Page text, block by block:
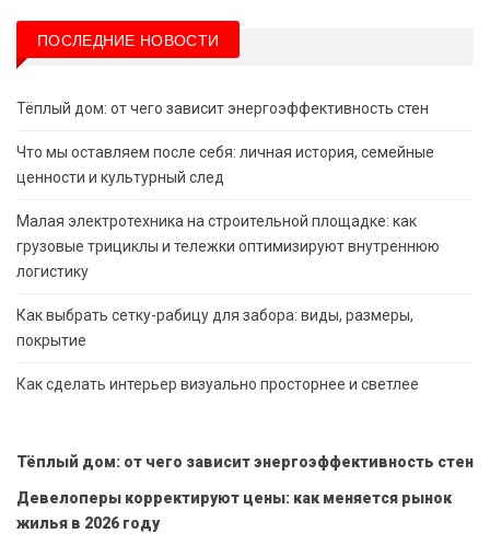
ПОСЛЕДНИЕ НОВОСТИ
Тёплый дом: от чего зависит энергоэффективность стен
Что мы оставляем после себя: личная история, семейные
ценности и культурный след
Малая электротехника на строительной площадке: как
грузовые трициклы и тележки оптимизируют внутреннюю
логистику
Как выбрать сетку-рабицу для забора: виды, размеры,
покрытие
Как сделать интерьер визуально просторнее и светлее
Тёплый дом: от чего зависит энергоэффективность стен
Девелоперы корректируют цены: как меняется рынок
жилья в 2026 году